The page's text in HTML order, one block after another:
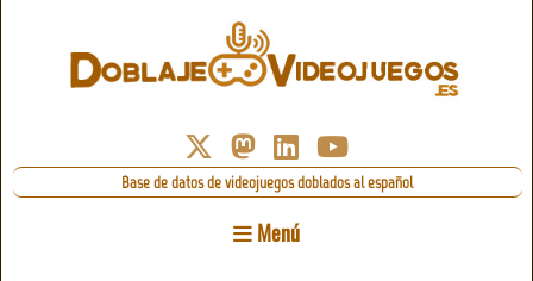
Base de datos de videojuegos doblados al español
Menú